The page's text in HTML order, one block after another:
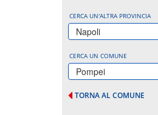
CERCA UN'ALTRA PROVINCIA
Napoli
CERCA UN COMUNE
Pompei
TORNA AL COMUNE